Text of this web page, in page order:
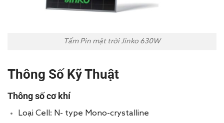
Tấm Pin mặt trời Jinko 630W
Thông Số Kỹ Thuật
Thông số cơ khí
Loại Cell: N- type Mono-crystalline